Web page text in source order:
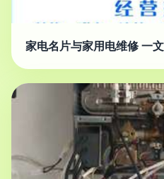
家电名片与家用电维修 一